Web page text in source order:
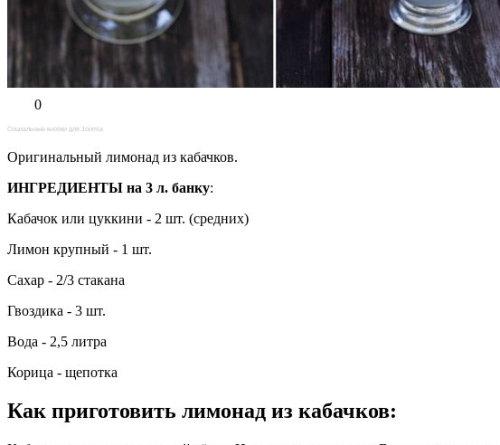
0
Социальные кнопки для Joomla
Оригинальный лимонад из кабачков.
ИНГРЕДИЕНТЫ на 3 л. банку:
Кабачок или цуккини - 2 шт. (средних)
Лимон крупный - 1 шт.
Сахар - 2/3 стакана
Гвоздика - 3 шт.
Вода - 2,5 литра
Корица - щепотка
Как приготовить лимонад из кабачков: